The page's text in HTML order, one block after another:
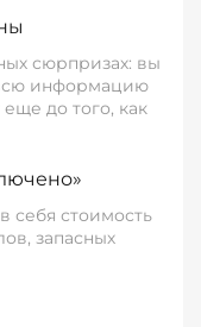
сюрпризах: вы
информацию
до того, как
себя стоимость
запасных